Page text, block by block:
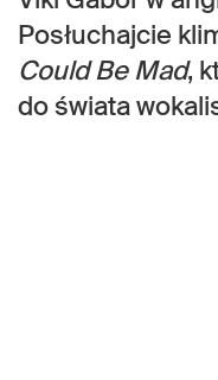
Posłuchajcie
Could Be Mad,
do świata